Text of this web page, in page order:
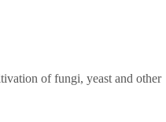
of fungi, yeast and other